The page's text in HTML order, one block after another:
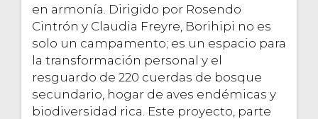
en armonía. Dirigido por Rosendo
Cintrón y Claudia Freyre, Borihipi no es
solo un campamento; es un espacio para
la transformación personal y el
resguardo de 220 cuerdas de bosque
secundario, hogar de aves endémicas y
biodiversidad rica. Este proyecto, parte